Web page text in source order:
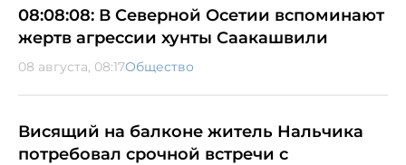
08:08:08: В Северной Осетии вспоминают
жертв агрессии хунты Саакашвили
08 августа, 08:17Общество
Висящий на балконе житель Нальчика
потребовал срочной встречи с